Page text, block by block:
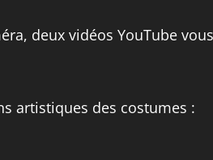
deux vidéos YouTube vous
artistiques des costumes :